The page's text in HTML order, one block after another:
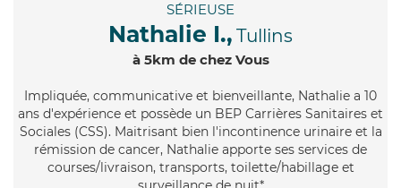
SÉRIEUSE
Nathalie I., Tullins
à 5km de chez Vous
Impliquée, communicative et bienveillante, Nathalie a 10
ans d'expérience et possède un BEP Carrières Sanitaires et
Sociales (CSS). Maitrisant bien l'incontinence urinaire et la
rémission de cancer, Nathalie apporte ses services de
courses/livraison, transports, toilette/habillage et